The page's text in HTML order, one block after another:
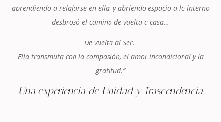
aprendiendo a relajarse en ella, y abriendo espacio a lo interno
desbrozó el camino de vuelta a casa…
De vuelta al Ser.
Ella transmuta con la compasión, el amor incondicional y la
gratitud.”
Una experiencia de Unidad y Trascendencia